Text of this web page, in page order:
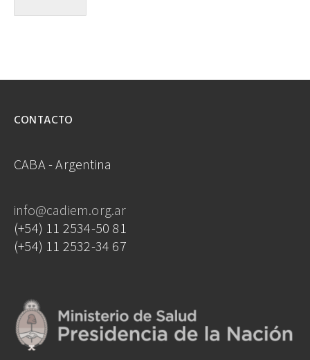
CONTACTO
CABA - Argentina
info@cadiem.org.ar
(+54) 11 2534-50 81
(+54) 11 2532-34 67